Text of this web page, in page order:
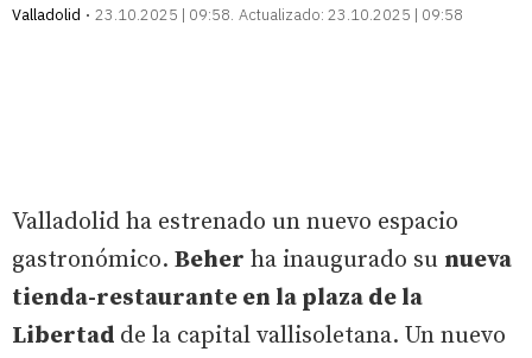
Valladolid
23.10.2025 | 09:58 Actualizado: 23.10.2025 | 09:58
Valladolid ha estrenado un nuevo espacio
gastronómico. Beher ha inaugurado su nueva
tienda-restaurante en la plaza de la
Libertad de la capital vallisoletana. Un nuevo